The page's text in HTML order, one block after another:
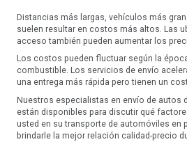
Distancias más largas, vehículos más
suelen resultar en costos más altos. Las
acceso también pueden aumentar los
Los costos pueden fluctuar según la
combustible. Los servicios de envío
una entrega más rápida pero tienen un
Nuestros especialistas en envío de autos
están disponibles para discutir qué
usted en su transporte de automóviles en
brindarle la mejor relación calidad-precio